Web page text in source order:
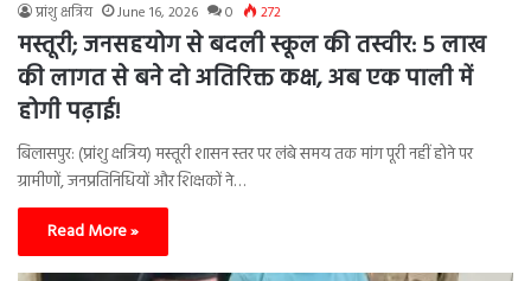
प्रांशु क्षत्रिय June 16, 2026 0 272
मस्तूरी; जनसहयोग से बदली स्कूल की तस्वीर: 5 लाख
की लागत से बने दो अतिरिक्त कक्ष, अब एक पाली में
होगी पढ़ाई!
बिलासपुर: (प्रांशु क्षत्रिय) मस्तूरी शासन स्तर पर लंबे समय तक मांग पूरी नहीं होने पर
ग्रामीणों, जनप्रतिनिधियों और शिक्षकों ने…
Read More »